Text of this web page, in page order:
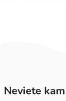
Neviete